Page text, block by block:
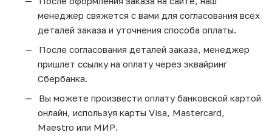
менеджер свяжется с вами для согласования всех
деталей заказа и уточнения способа оплаты.
После согласования деталей заказа, менеджер
пришлет ссылку на оплату через эквайринг
Сбербанка.
Вы можете произвести оплату банковской картой
онлайн, используя карты Visa, Mastercard,
Maestro или МИР.